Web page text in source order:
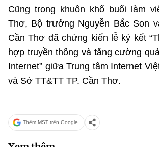
Cũng trong khuôn khổ buổi làm
Thơ, Bộ trưởng Nguyễn Bắc Son
Cần Thơ đã chứng kiến lễ ký kết
hợp truyền thông và tăng cường
Internet” giữa Trung tâm Internet
và Sở TT&TT TP. Cần Thơ.
Thêm MST trên Google